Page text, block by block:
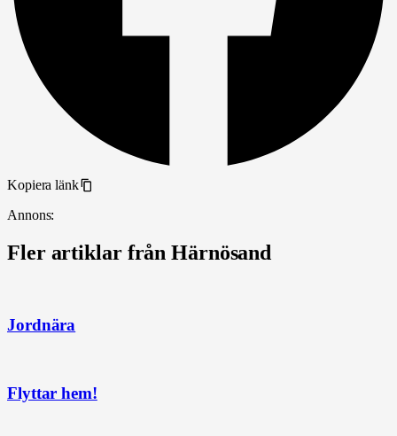
Kopiera länk
Annons:
Fler artiklar från Härnösand
Jordnära
Flyttar hem!